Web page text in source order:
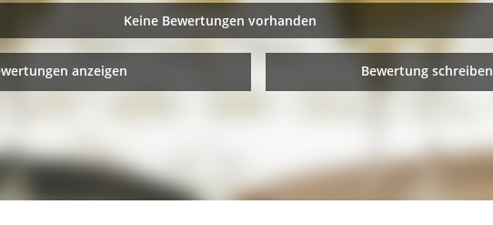
Keine Bewertungen vorhanden
anzeigen Bewertung schreiben